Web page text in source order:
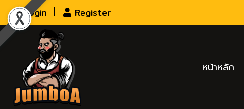
Login Register
หน้าหลัก